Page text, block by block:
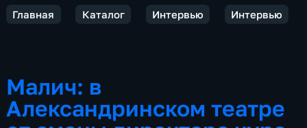
Главная Каталог Интервью Интервью
Малич: в
Александринском театре